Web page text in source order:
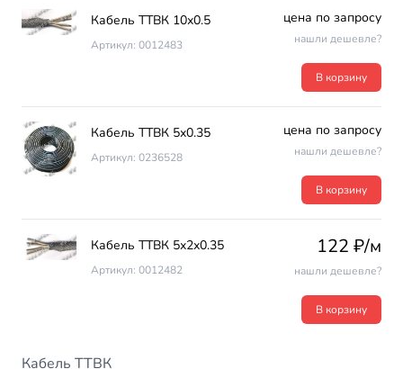
Кабель ТТВК 10х0.5
Артикул: 0012483
цена по запросу
нашли дешевле?
В корзину
Кабель ТТВК 5х0.35
Артикул: 0236528
цена по запросу
нашли дешевле?
В корзину
Кабель ТТВК 5х2х0.35
Артикул: 0012482
122 ₽/м
нашли дешевле?
В корзину
Кабель ТТВК